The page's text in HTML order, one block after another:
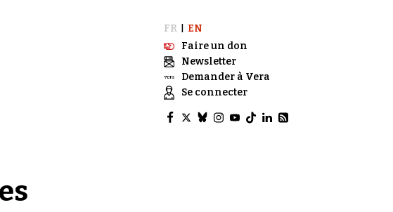
FR
EN
Faire un don
Newsletter
Demander à Vera
Se connecter